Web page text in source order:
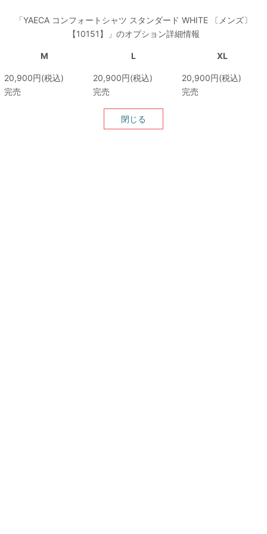
「YAECA コンフォートシャツ スタンダード WHITE 〔メンズ〕
【10151】」のオプション詳細情報
M L XL
20,900円(税込)
完売
20,900円(税込)
完売
20,900円(税込)
完売
閉じる